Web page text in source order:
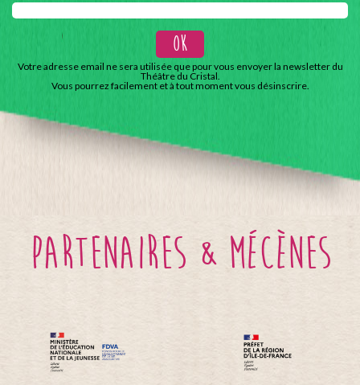
Votre adresse email ne sera utilisée que pour vous envoyer la newsletter du
Théâtre du Cristal.
Vous pourrez facilement et à tout moment vous désinscrire.
partenaires & mécènes